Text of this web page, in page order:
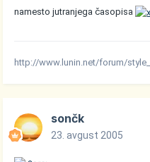
namesto jutranjega časopisa
http://www.lunin.net/forum/
sončk
23. avgust 2005